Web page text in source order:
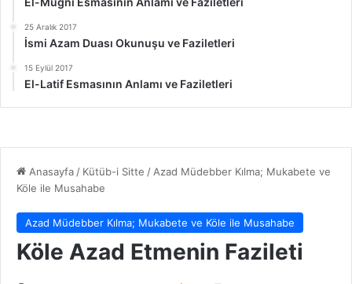
25 Aralık 2017
İsmi Azam Duası Okunuşu ve Faziletleri
15 Eylül 2017
El-Latif Esmasının Anlamı ve Faziletleri